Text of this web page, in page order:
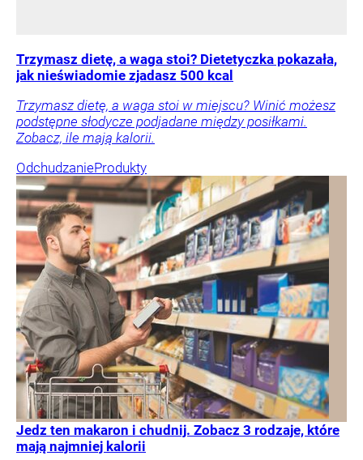
Trzymasz dietę, a waga stoi? Dietetyczka pokazała,
jak nieświadomie zjadasz 500 kcal
Trzymasz dietę, a waga stoi w miejscu? Winić możesz
podstępne słodycze podjadane między posiłkami.
Zobacz, ile mają kalorii.
OdchudzanieProdukty
Jedz ten makaron i chudnij. Zobacz 3 rodzaje, które
mają najmniej kalorii